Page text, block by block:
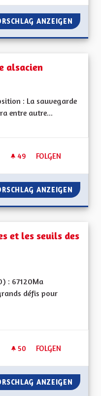
ANZEIGEN
alsacien
: La sauvegarde
entre autre...
49 49 FOLLOWER
FOLGEN
SAUVEGARDE DU
ANZEIGEN
et les seuils des
: 67120Ma
défis pour
50 50 FOLLOWER
FOLGEN
SAUVEGARDER
ANZEIGEN